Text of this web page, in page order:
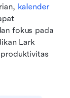
kalender
fokus pada
Lark